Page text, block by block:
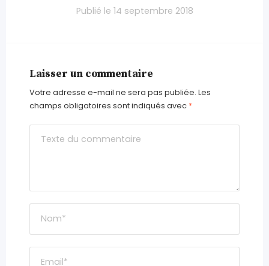
Publié le 14 septembre 2018
Laisser un commentaire
Votre adresse e-mail ne sera pas publiée. Les
champs obligatoires sont indiqués avec *